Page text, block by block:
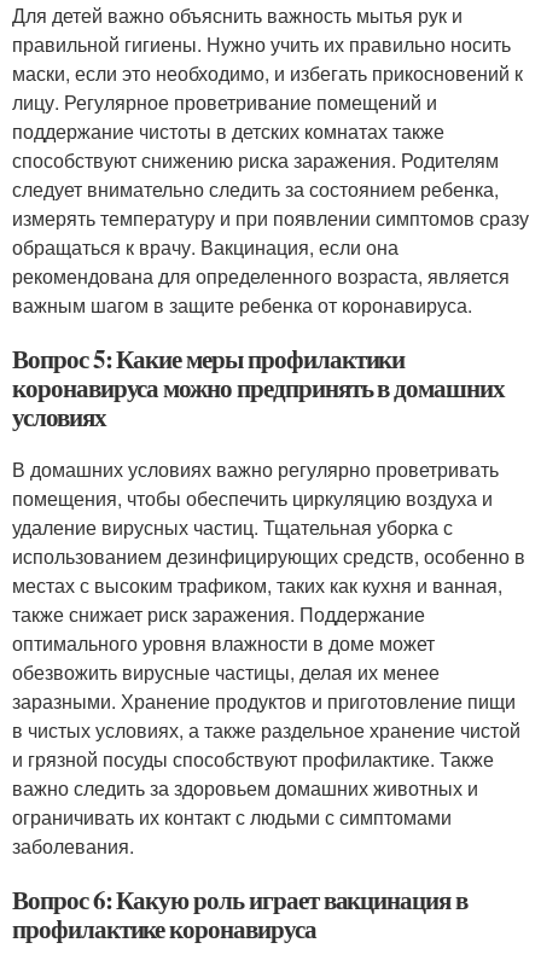
Для детей важно объяснить важность мытья рук и
правильной гигиены. Нужно учить их правильно носить
маски, если это необходимо, и избегать прикосновений к
лицу. Регулярное проветривание помещений и
поддержание чистоты в детских комнатах также
способствуют снижению риска заражения. Родителям
следует внимательно следить за состоянием ребенка,
измерять температуру и при появлении симптомов сразу
обращаться к врачу. Вакцинация, если она
рекомендована для определенного возраста, является
важным шагом в защите ребенка от коронавируса.
Вопрос 5: Какие меры профилактики
коронавируса можно предпринять в домашних
условиях
В домашних условиях важно регулярно проветривать
помещения, чтобы обеспечить циркуляцию воздуха и
удаление вирусных частиц. Тщательная уборка с
использованием дезинфицирующих средств, особенно в
местах с высоким трафиком, таких как кухня и ванная,
также снижает риск заражения. Поддержание
оптимального уровня влажности в доме может
обезвожить вирусные частицы, делая их менее
заразными. Хранение продуктов и приготовление пищи
в чистых условиях, а также раздельное хранение чистой
и грязной посуды способствуют профилактике. Также
важно следить за здоровьем домашних животных и
ограничивать их контакт с людьми с симптомами
заболевания.
Вопрос 6: Какую роль играет вакцинация в
профилактике коронавируса